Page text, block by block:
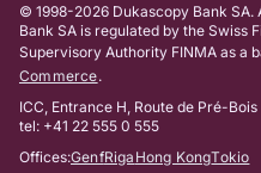
© 1998-2026 Dukascopy Bank
Bank SA is regulated by the Swiss
Supervisory Authority FINMA as a
Commerce.
ICC, Entrance H, Route de Pré-
tel: +41 22 555 0 555
Offices:GenfRiga Hong KongTokio